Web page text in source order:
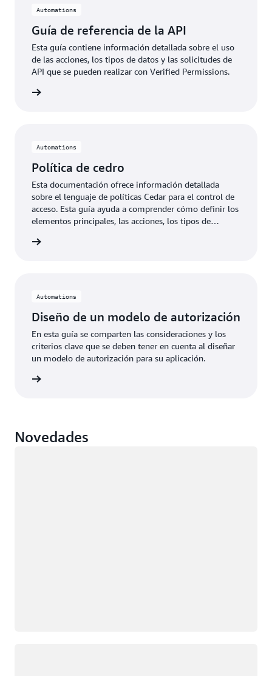
Automations
Guía de referencia de la API
Esta guía contiene información detallada sobre el uso
de las acciones, los tipos de datos y las solicitudes de
API que se pueden realizar con Verified Permissions.
Automations
Política de cedro
Esta documentación ofrece información detallada
sobre el lenguaje de políticas Cedar para el control de
acceso. Esta guía ayuda a comprender cómo definir los
elementos principales, las acciones, los tipos de
políticas.
Automations
Diseño de un modelo de autorización
En esta guía se comparten las consideraciones y los
criterios clave que se deben tener en cuenta al diseñar
un modelo de autorización para su aplicación.
Novedades